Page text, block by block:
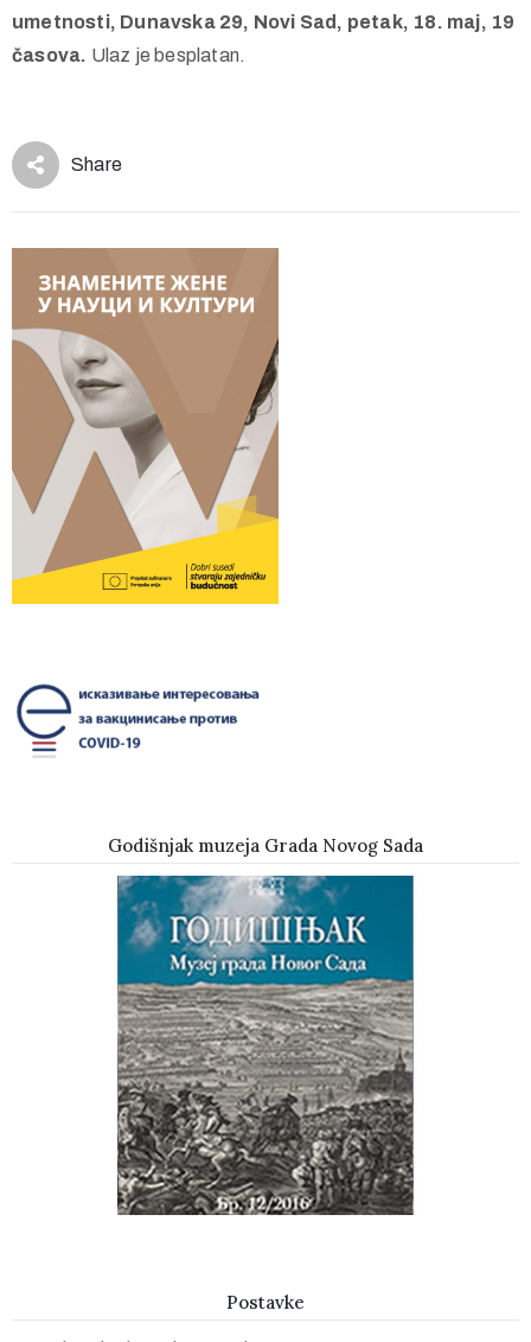
umetnosti, Dunavska 29, Novi Sad, petak, 18. maj, 19
časova. Ulaz je besplatan.
Share
Godišnjak muzeja Grada Novog Sada
Postavke